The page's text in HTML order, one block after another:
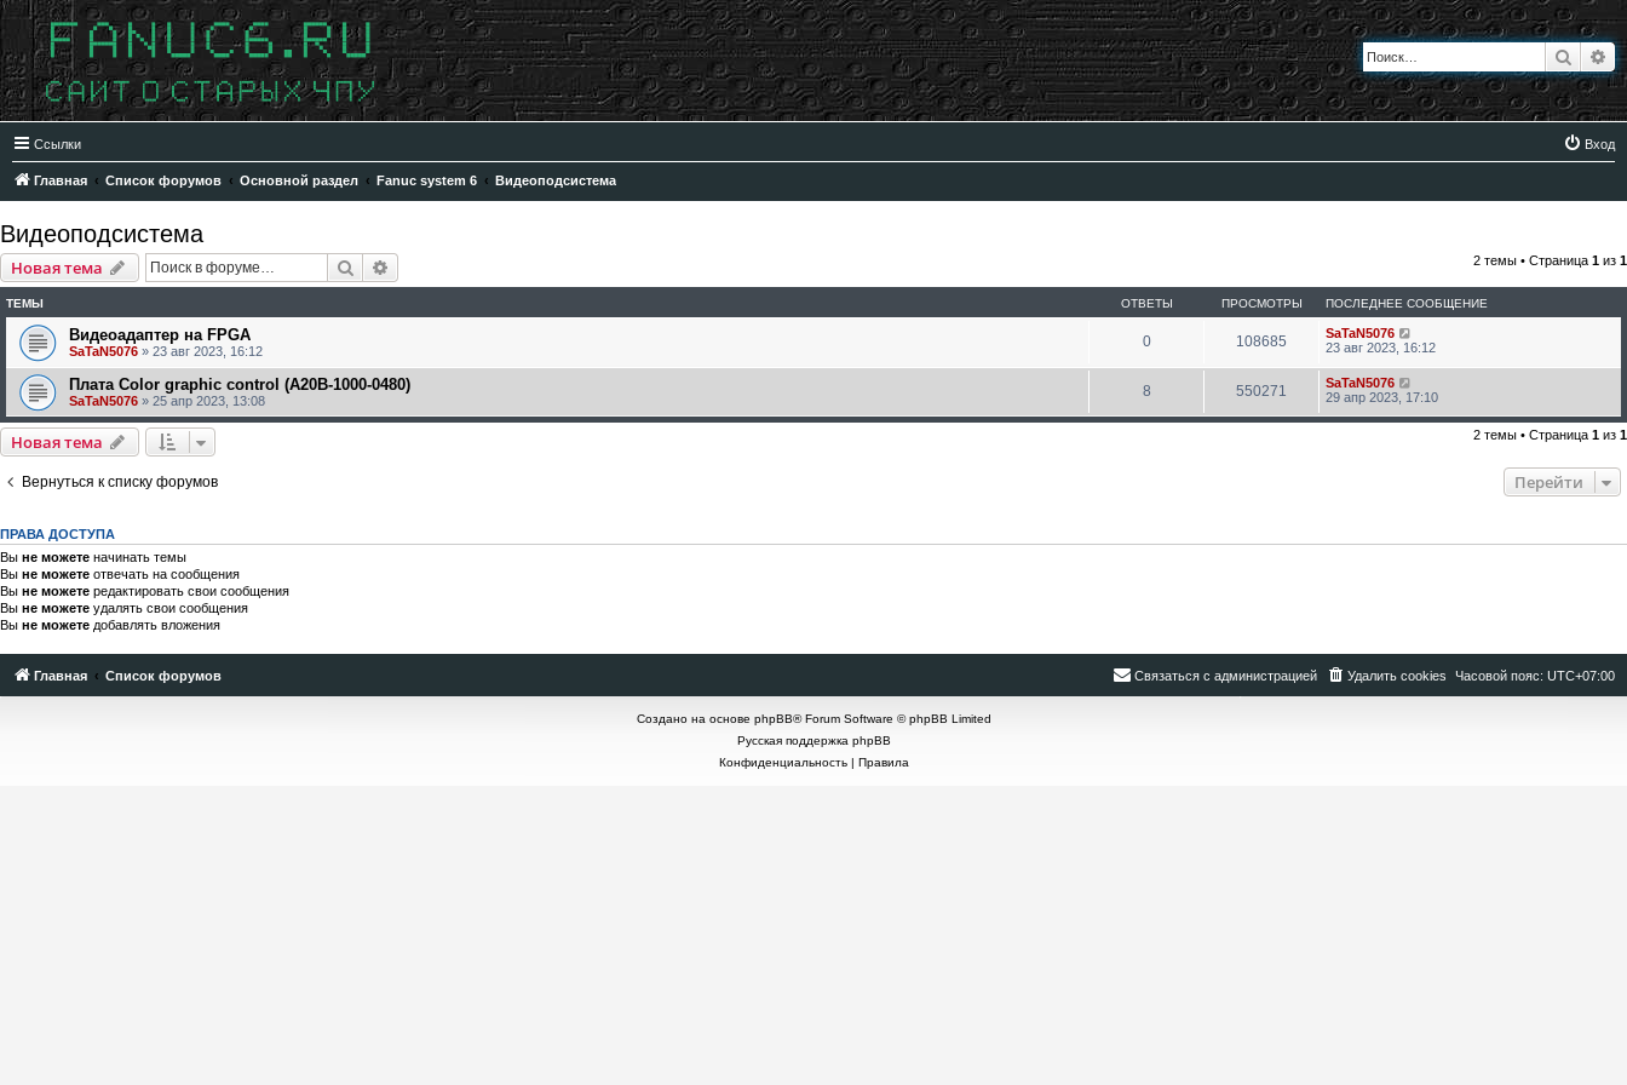
Поиск
Ссылки Вход
Главная Список форумов Основной раздел Fanuc system 6 Видеоподсистема
Видеоподсистема
Новая тема Поиск 2 темы • Страница 1 из 1
ТЕМЫ ОТВЕТЫ ПРОСМОТРЫ ПОСЛЕДНЕЕ СООБЩЕНИЕ
Видеоадаптер на FPGA
SaTaN5076 » 23 авг 2023, 16:12
0 108685
SaTaN5076
23 авг 2023, 16:12
Плата Color graphic control (A20B-1000-0480)
SaTaN5076 » 25 апр 2023, 13:08
8 550271
SaTaN5076
29 апр 2023, 17:10
Новая тема 2 темы • Страница 1 из 1
Вернуться к списку форумов Перейти
ПРАВА ДОСТУПА
Вы не можете начинать темы
Вы не можете отвечать на сообщения
Вы не можете редактировать свои сообщения
Вы не можете удалять свои сообщения
Вы не можете добавлять вложения
Главная Список форумов Часовой пояс: UTC+07:00
Удалить cookies
Связаться с администрацией
Создано на основе phpBB® Forum Software © phpBB Limited
Русская поддержка phpBB
Конфиденциальность| Правила